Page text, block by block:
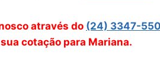
através do (24) 3347-
cotação para Mariana.